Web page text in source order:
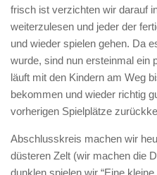
frisch ist verzichten wir darauf
weiterzulesen und jeder der
und wieder spielen gehen. Da
wurde, sind nun ersteinmal ein
läuft mit den Kindern am Weg
bekommen und wieder richtig
vorherigen Spielplätze
Abschlusskreis machen wir
düsteren Zelt (wir machen die
dunklen spielen wir “Eine